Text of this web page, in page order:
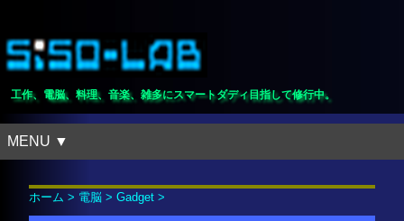
工作、電脳、料理、音楽、雑多にスマートダディ目指して修行中。
MENU ▼
ホーム > 電脳 >Gadget >